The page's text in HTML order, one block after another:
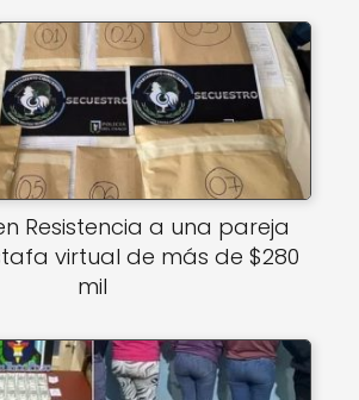
Resistencia a una pareja
virtual de más de $280
mil